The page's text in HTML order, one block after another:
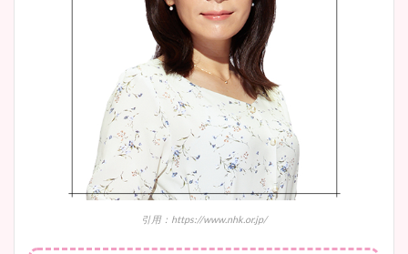
安藤萌々アナのカップ画像や
ニット衣装まとめ！美足の筋
鈴木唯の太ってた時の体重が
ヤバすぎww原因や痩せたダ
イエット方は？昔と現在を画
引用：https://www.nhk.or.jp/